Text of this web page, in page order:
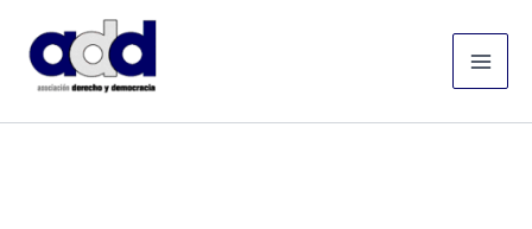
contenido